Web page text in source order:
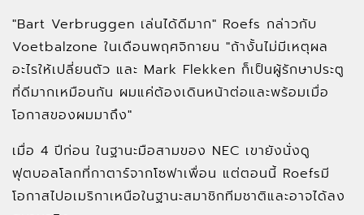
"Bart Verbruggen เล่นได้ดีมาก" Roefs กล่าวกับ
Voetbalzone ในเดือนพฤศจิกายน "ถ้างั้นไม่มีเหตุผล
อะไรให้เปลี่ยนตัว และ Mark Flekken ก็เป็นผู้รักษาประตู
ที่ดีมากเหมือนกัน ผมแค่ต้องเดินหน้าต่อและพร้อมเมื่อ
โอกาสของผมมาถึง"
เมื่อ 4 ปีก่อน ในฐานะมือสามของ NEC เขายังนั่งดู
ฟุตบอลโลกที่กาตาร์จากโซฟาเพื่อน แต่ตอนนี้ Roefsมี
โอกาสไปอเมริกาเหนือในฐานะสมาชิกทีมชาติและอาจได้ลง